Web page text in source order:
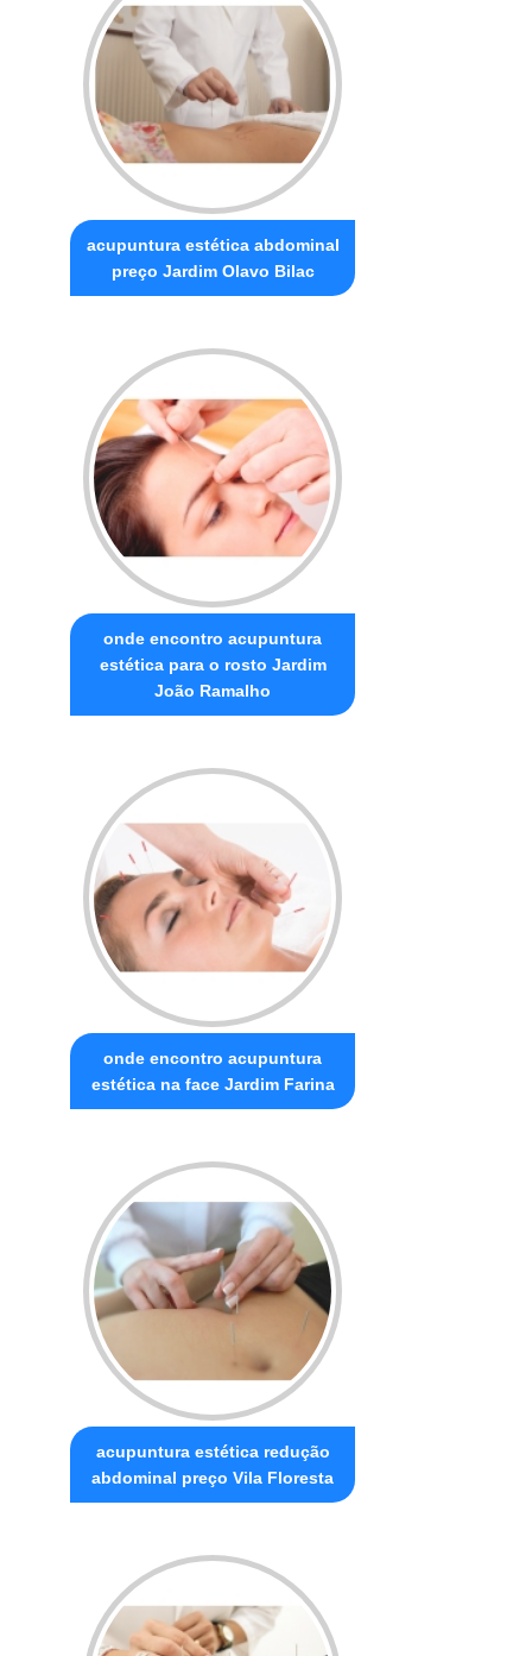
acupuntura estética abdominal
preço Jardim Olavo Bilac
onde encontro acupuntura
estética para o rosto Jardim
João Ramalho
onde encontro acupuntura
estética na face Jardim Farina
acupuntura estética redução
abdominal preço Vila Floresta